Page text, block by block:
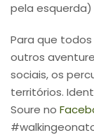
pela
Para que
outros
sociais, os
territórios.
Soure no